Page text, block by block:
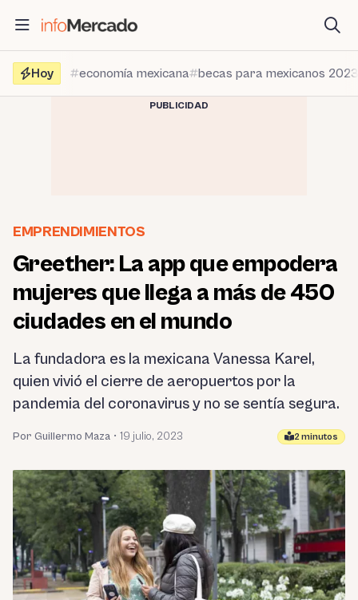
contenido
Hoy
economía mexicana becas para mexicanos 2023
PUBLICIDAD
EMPRENDIMIENTOS
Greether: La app que empodera
mujeres que llega a más de 450
ciudades en el mundo
La fundadora es la mexicana Vanessa Karel,
quien vivió el cierre de aeropuertos por la
pandemia del coronavirus y no se sentía segura.
Por Guillermo Maza • 19 julio, 2023 2 minutos